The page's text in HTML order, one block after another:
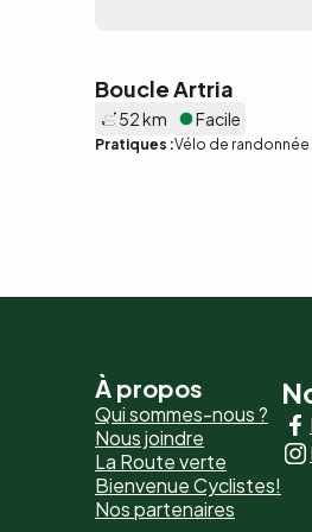
Boucle Artria
52 km Facile
Pratiques :Vélo de
Pied
de
page
-
À propos
Qui sommes-nous ?
Nous joindre
La Route verte
Bienvenue Cyclistes!
Nos partenaires